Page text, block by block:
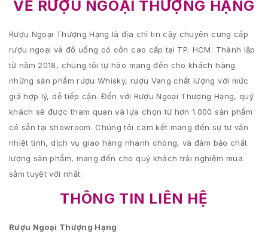
VỀ RƯỢU NGOẠI THƯỢNG HẠNG
Rượu Ngoại Thượng Hạng là địa chỉ tin cậy chuyên cung cấp
rượu ngoại và đồ uống có cồn cao cấp tại TP. HCM. Thành lập
từ năm 2018, chúng tôi tự hào mang đến cho khách hàng
những sản phẩm rượu Whisky, rượu Vang chất lượng với mức
giá hợp lý, dễ tiếp cận. Đến với Rượu Ngoại Thượng Hạng, quý
khách sẽ được tham quan và lựa chọn từ hơn 1.000 sản phẩm
có sẵn tại showroom. Chúng tôi cam kết mang đến sự tư vấn
nhiệt tình, dịch vụ giao hàng nhanh chóng, và đảm bảo chất
lượng sản phẩm, mang đến cho quý khách trải nghiệm mua
sắm tuyệt vời nhất.
THÔNG TIN LIÊN HỆ
Rượu Ngoại Thượng Hạng